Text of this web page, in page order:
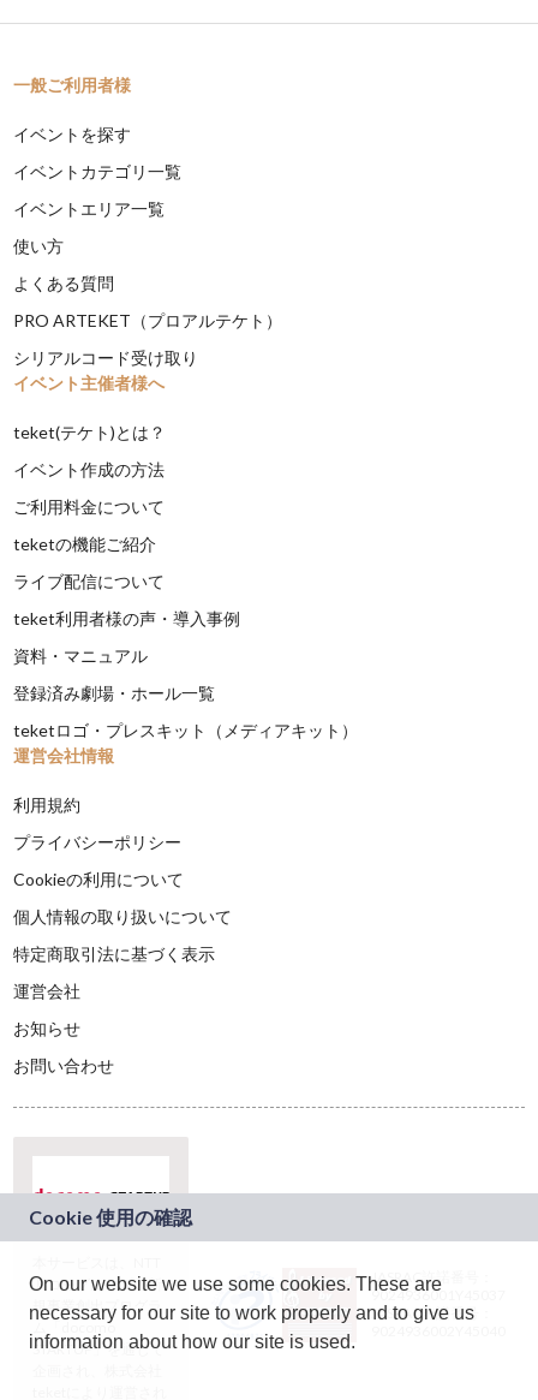
一般ご利用者様
イベントを探す
イベントカテゴリ一覧
イベントエリア一覧
使い方
よくある質問
PRO ARTEKET（プロアルテケト）
シリアルコード受け取り
イベント主催者様へ
teket(テケト)とは？
イベント作成の方法
ご利用料金について
teketの機能ご紹介
ライブ配信について
teket利用者様の声・導入事例
資料・マニュアル
登録済み劇場・ホール一覧
teketロゴ・プレスキット（メディアキット）
運営会社情報
利用規約
プライバシーポリシー
Cookieの利用について
個人情報の取り扱いについて
特定商取引法に基づく表示
運営会社
お知らせ
お問い合わせ
ドコモグループの新
規事業創出プログラ
ム「docomo
STARTUP」を通じて
JASRAC許諾番号：
9024936001Y45037
JASRAC許諾番号：
On our website we use some cookies. These are
necessary for our site to work properly and to give us
information about how our site is used.